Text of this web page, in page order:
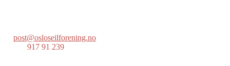
post@osloseilforening.no
917 91 239